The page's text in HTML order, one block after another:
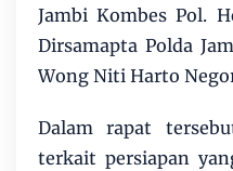
Jambi Kombes Pol.
Dirsamapta Polda
Wong Niti Harto
Dalam rapat
terkait persiapan